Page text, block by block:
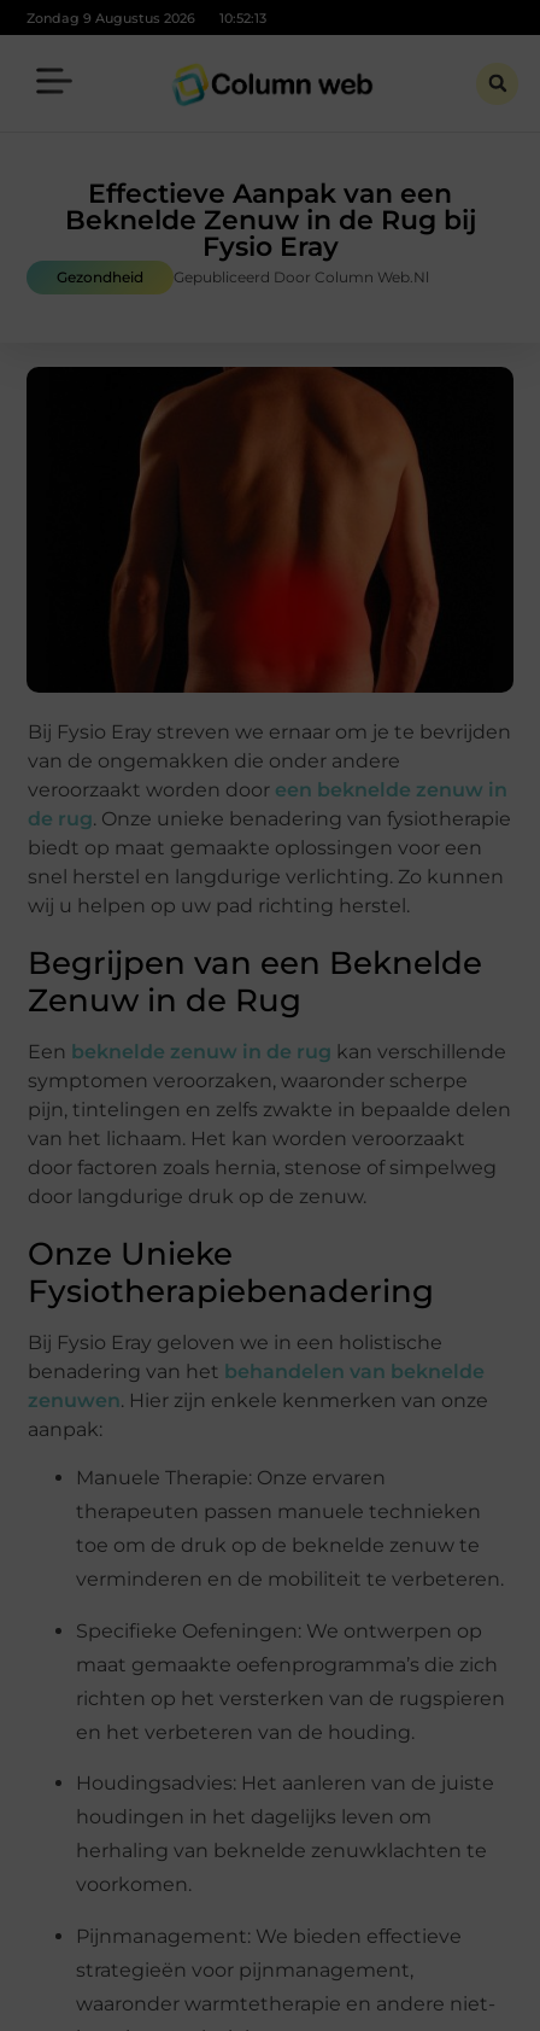
Zondag 9 Augustus 2026 10:52:14
Effectieve Aanpak van een
Beknelde Zenuw in de Rug bij
Fysio Eray
Gezondheid Gepubliceerd Door Column Web.nl
Bij Fysio Eray streven we ernaar om je te bevrijden
van de ongemakken die onder andere
veroorzaakt worden door een beknelde zenuw in
de rug. Onze unieke benadering van fysiotherapie
biedt op maat gemaakte oplossingen voor een
snel herstel en langdurige verlichting. Zo kunnen
wij u helpen op uw pad richting herstel.
Begrijpen van een Beknelde
Zenuw in de Rug
Een beknelde zenuw in de rug kan verschillende
symptomen veroorzaken, waaronder scherpe
pijn, tintelingen en zelfs zwakte in bepaalde delen
van het lichaam. Het kan worden veroorzaakt
door factoren zoals hernia, stenose of simpelweg
door langdurige druk op de zenuw.
Onze Unieke
Fysiotherapiebenadering
Bij Fysio Eray geloven we in een holistische
benadering van het behandelen van beknelde
zenuwen. Hier zijn enkele kenmerken van onze
aanpak:
Manuele Therapie: Onze ervaren
therapeuten passen manuele technieken
toe om de druk op de beknelde zenuw te
verminderen en de mobiliteit te verbeteren.
Specifieke Oefeningen: We ontwerpen op
maat gemaakte oefenprogramma’s die zich
richten op het versterken van de rugspieren
en het verbeteren van de houding.
Houdingsadvies: Het aanleren van de juiste
houdingen in het dagelijks leven om
herhaling van beknelde zenuwklachten te
voorkomen.
Pijnmanagement: We bieden effectieve
strategieën voor pijnmanagement,
waaronder warmtetherapie en andere niet-